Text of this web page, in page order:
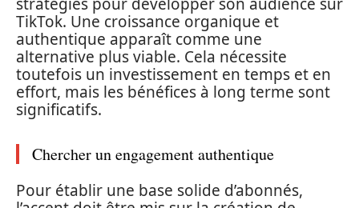
TikTok. Une croissance organique et
authentique apparaît comme une
alternative plus viable. Cela nécessite
toutefois un investissement en temps et en
effort, mais les bénéfices à long terme sont
significatifs.
Chercher un engagement authentique
Pour établir une base solide d’abonnés,